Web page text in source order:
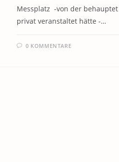
Messplatz -von der behauptet
privat veranstaltet hätte -…
0 KOMMENTARE